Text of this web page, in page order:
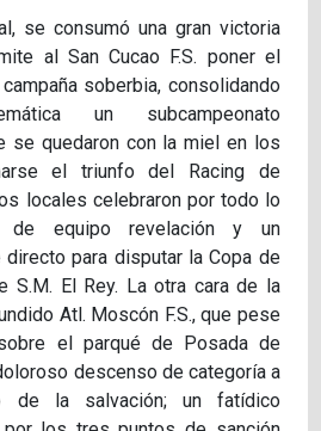
se consumó una gran victoria
al San Cucao F.S. poner el
soberbia, consolidando
un subcampeonato
se quedaron con la miel en los
el triunfo del Racing de
locales celebraron por todo lo
de equipo revelación y un
para disputar la Copa de
S.M. El Rey. La otra cara de la
Atl. Moscón F.S., que pese
el parqué de Posada de
descenso de categoría a
de la salvación; un fatídico